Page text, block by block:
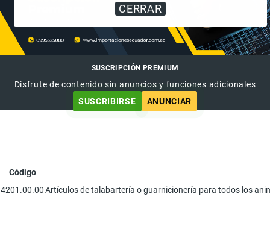
CERRAR
SUSCRIPCIÓN PREMIUM
Disfrute de contenido sin anuncios y funciones adicionales
SUSCRIBIRSE
ANUNCIAR
Código
4201.00.00Artículos de talabartería o guarnicionería para todos los